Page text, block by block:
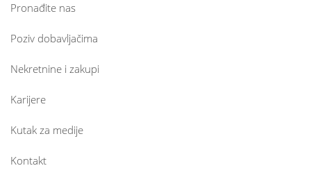
Pronađite nas
Poziv dobavljačima
Nekretnine i zakupi
Karijere
Kutak za medije
Kontakt